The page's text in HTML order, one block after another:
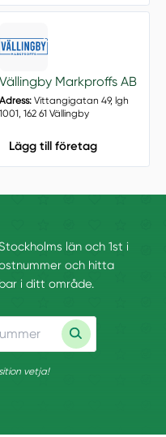
Vällingby Markproffs AB
Adress:Vittangigatan 49, lgh
1001, 162 61 Vällingby
Lägg till företag
län och 1st i
och hitta
i ditt område.
vetja!